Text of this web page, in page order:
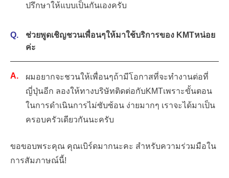
ปรึกษาให้แบบเป็นกันเองครับ
ช่วยพูดเชิญชวนเพื่อนๆให้มาใช้บริการของ KMTหน่อย
ค่ะ
ผมอยากจะชวนให้เพื่อนๆถ้ามีโอกาสที่จะทำงานต่อที่
ญี่ปุ่นอีก ลองให้ทางบริษัทติดต่อกับKMTเพราะขั้นตอน
ในการดำเนินการไม่ซับซ้อน ง่ายมากๆ เราจะได้มาเป็น
ครอบครัวเดียวกันนะครับ
ขอขอบพระคุณ คุณเบิร์ดมากนะคะ สำหรับความร่วมมือใน
การสัมภาษณ์นี้!